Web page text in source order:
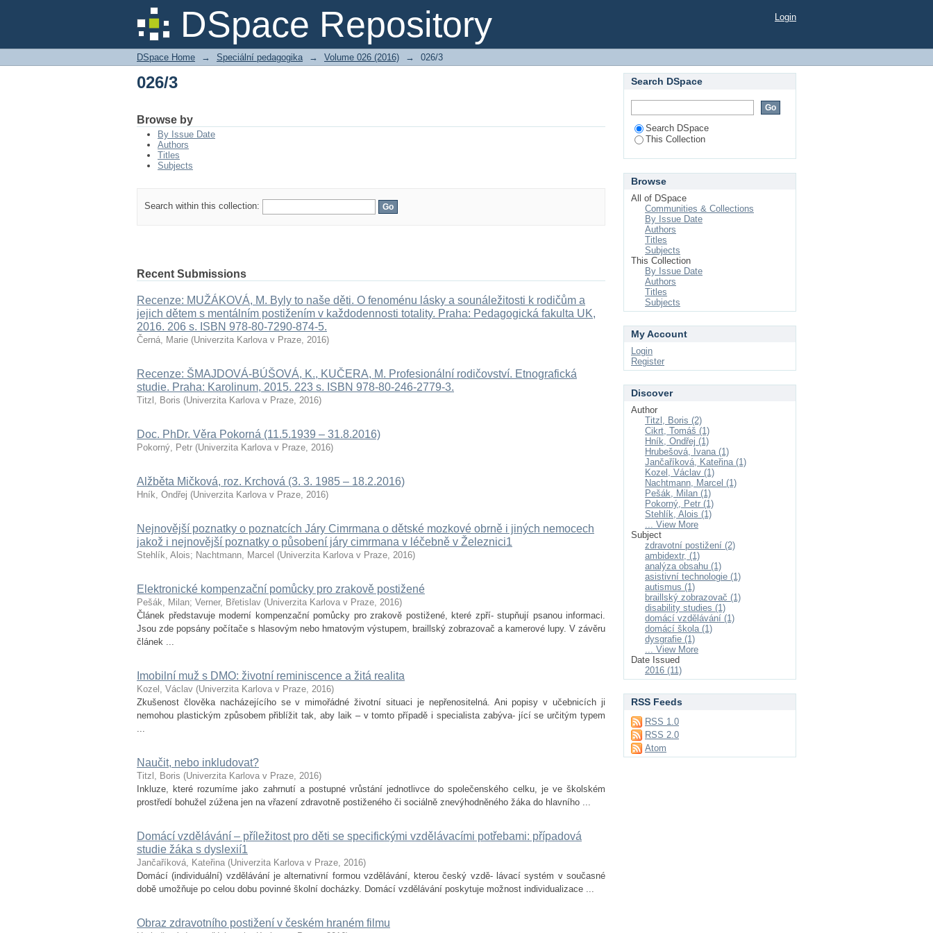
DSpace Repository
026/3 Login
DSpace Home → Speciální pedagogika → Volume 026 (2016) → 026/3
026/3
Browse by
By Issue Date
Authors
Titles
Subjects
Search within this collection:
Recent Submissions
Recenze: MUŽÁKOVÁ, M. Byly to naše děti. O fenoménu lásky a sounáležitosti k rodičům a
jejich dětem s mentálním postižením v každodennosti totality. Praha: Pedagogická fakulta UK,
2016. 206 s. ISBN 978-80-7290-874-5.
Černá, Marie (Univerzita Karlova v Praze, 2016)
Recenze: ŠMAJDOVÁ-BÚŠOVÁ, K., KUČERA, M. Profesionální rodičovství. Etno­grafická
studie. Praha: Karolinum, 2015. 223 s. ISBN 978-80-246-2779-3.
Titzl, Boris (Univerzita Karlova v Praze, 2016)
Doc. PhDr. Věra Pokorná (11.5.1939 – 31.8.2016)
Pokorný, Petr (Univerzita Karlova v Praze, 2016)
Alžběta Mičková, roz. Krchová (3. 3. 1985 – 18.2.2016)
Hník, Ondřej (Univerzita Karlova v Praze, 2016)
Nejnovější poznatky o poznatcích Járy Cimrmana o dětské mozkové obrně i jiných nemocech
jakož i nejnovější poznatky o působení járy cimrmana v léčebně v Železnici1
Stehlík, Alois; Nachtmann, Marcel (Univerzita Karlova v Praze, 2016)
Elektronické kompenzační pomůcky pro zrakově postižené
Pešák, Milan; Verner, Břetislav (Univerzita Karlova v Praze, 2016)
Článek představuje moderní kompenzační pomůcky pro zrakově postižené, které zpří- stupňují psanou informaci.
Jsou zde popsány počítače s hlasovým nebo hmatovým výstupem, braillský zobrazovač a kamerové lupy. V závěru
článek ...
Imobilní muž s DMO: životní reminiscence a žitá realita
Kozel, Václav (Univerzita Karlova v Praze, 2016)
Zkušenost člověka nacházejícího se v mimořádné životní situaci je nepřenositelná. Ani popisy v učebnicích ji
nemohou plastickým způsobem přiblížit tak, aby laik – v tomto případě i specialista zabýva- jící se určitým typem
...
Naučit, nebo inkludovat?
Titzl, Boris (Univerzita Karlova v Praze, 2016)
Inkluze, které rozumíme jako zahrnutí a postupné vrůstání jednotlivce do společenského celku, je ve školském
prostředí bohužel zúžena jen na vřazení zdravotně postiženého či sociálně znevýhodněného žáka do hlavního ...
Domácí vzdělávání – příležitost pro děti se specifickými vzdělávacími potřebami: případová
studie žáka s dyslexií1
Jančaříková, Kateřina (Univerzita Karlova v Praze, 2016)
Domácí (individuální) vzdělávání je alternativní formou vzdělávání, kterou český vzdě- lávací systém v současné
době umožňuje po celou dobu povinné školní docházky. Domácí vzdělávání poskytuje možnost individualizace ...
Obraz zdravotního postižení v českém hraném filmu
Search DSpace
Search DSpace
This Collection
Browse
All of DSpace
Communities & Collections
By Issue Date
Authors
Titles
Subjects
This Collection
By Issue Date
Authors
Titles
Subjects
My Account
Login
Register
Discover
Author
Titzl, Boris (2)
Cikrt, Tomáš (1)
Hník, Ondřej (1)
Hrubešová, Ivana (1)
Jančaříková, Kateřina (1)
Kozel, Václav (1)
Nachtmann, Marcel (1)
Pešák, Milan (1)
Pokorný, Petr (1)
Stehlík, Alois (1)
... View More
Subject
zdravotní postižení (2)
ambidextr, (1)
analýza obsahu (1)
asistivní technologie (1)
autismus (1)
braillský zobrazovač (1)
disability studies (1)
domácí vzdělávání (1)
domácí škola (1)
dysgrafie (1)
... View More
Date Issued
2016 (11)
RSS Feeds
RSS 1.0
RSS 2.0
Atom